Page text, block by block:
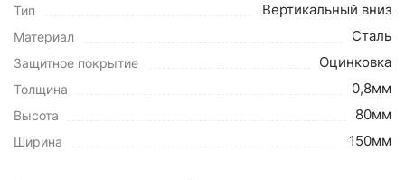
Тип Вертикальный вниз
Материал Сталь
Защитное покрытие Оцинковка
Толщина 0,8мм
Высота 80мм
Ширина 150мм